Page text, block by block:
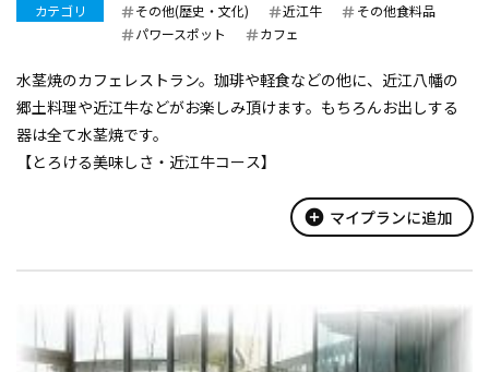
カテゴリ
その他(歴史・文化) 近江牛
その他食料品
パワースポット
カフェ
水茎焼のカフェレストラン。珈琲や軽食などの他に、近江八幡の
郷土料理や近江牛などがお楽しみ頂けます。もちろんお出しする
器は全て水茎焼です。
【とろける美味しさ・近江牛コース】
自然が故郷。芸術的とも言えるサシと赤身の力強さが近江牛の真
add_circle マイプランに追加